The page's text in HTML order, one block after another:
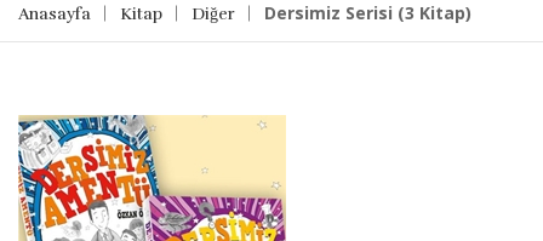
Anasayfa Kitap Diğer Dersimiz Serisi (3 Kitap)